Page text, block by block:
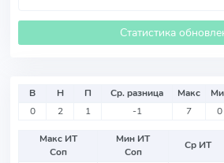
Статистика
В Н П Ср. разница Макс
0
2 1 -1 7 0
Макс ИТ
Соп
Мин ИТ
Соп
Ср ИТ